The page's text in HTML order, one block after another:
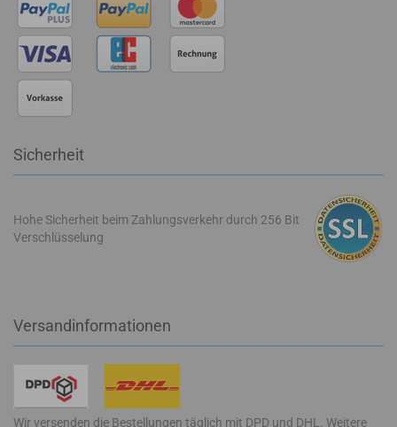
Sicherheit
Hohe Sicherheit beim Zahlungsverkehr durch 256 Bit
Verschlüsselung
Versandinformationen
Wir versenden die Bestellungen täglich mit DPD und DHL. Weitere